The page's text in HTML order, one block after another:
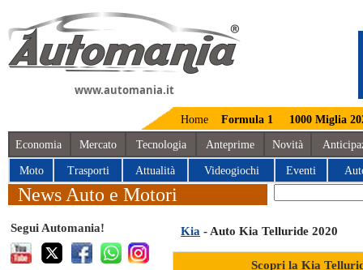
www.automania.it
Home Formula 1 1000 Miglia
Economia Mercato Tecnologia Anteprime Novità
Moto Trasporti Attualità Videogiochi Eventi
News Auto e Motori
Segui Automania! Kia - Auto Kia Telluride 2020
Scopri la Kia